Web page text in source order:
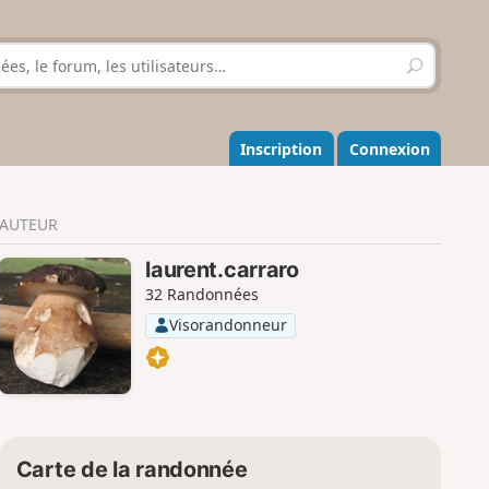
R
e
h
e
r
r
Inscription Connexion
AUTEUR
laurent.carraro
32 Randonnées
Visorandonneur
Carte de la randonnée